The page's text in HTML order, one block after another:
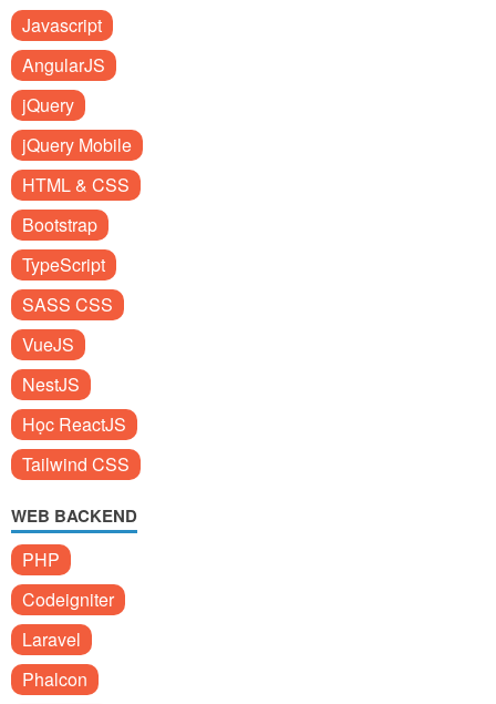
Javascript
AngularJS
jQuery
jQuery Mobile
HTML & CSS
Bootstrap
TypeScript
SASS CSS
VueJS
NestJS
Học ReactJS
Tailwind CSS
WEB BACKEND
PHP
Codeigniter
Laravel
Phalcon